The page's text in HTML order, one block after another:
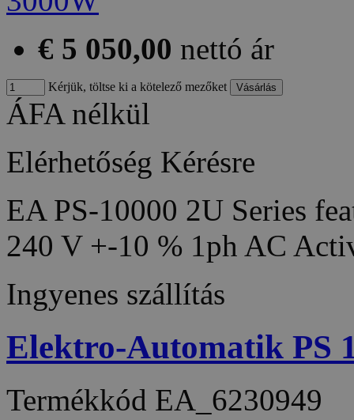
€ 5 050,00 nettó ár
Kérjük, töltse ki a kötelező mezőket
ÁFA nélkül
Elérhetőség Kérésre
EA PS-10000 2U Series
240 V +-10 % 1ph AC
Ingyenes szállítás
Elektro-Automatik PS
Termékkód EA_6230949